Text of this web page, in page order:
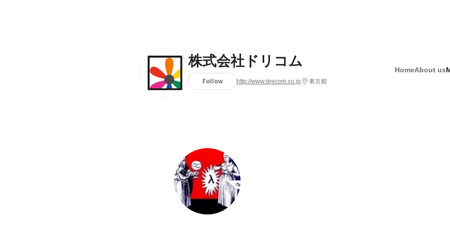
株式会社ドリコム
Follow http://www.drecom.co.jp 東京都
HomeAbout us